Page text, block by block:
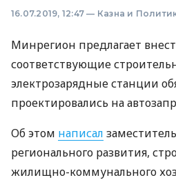
16.07.2019, 12:47 — Казна и
Минрегион предлагает
соответствующие
электрозарядные станции
проектировались на
Об этом написал
регионального развития,
жилищно-коммунального